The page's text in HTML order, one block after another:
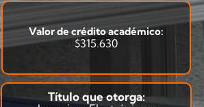
Valor de crédito académico:
$315.630
Título que otorga: